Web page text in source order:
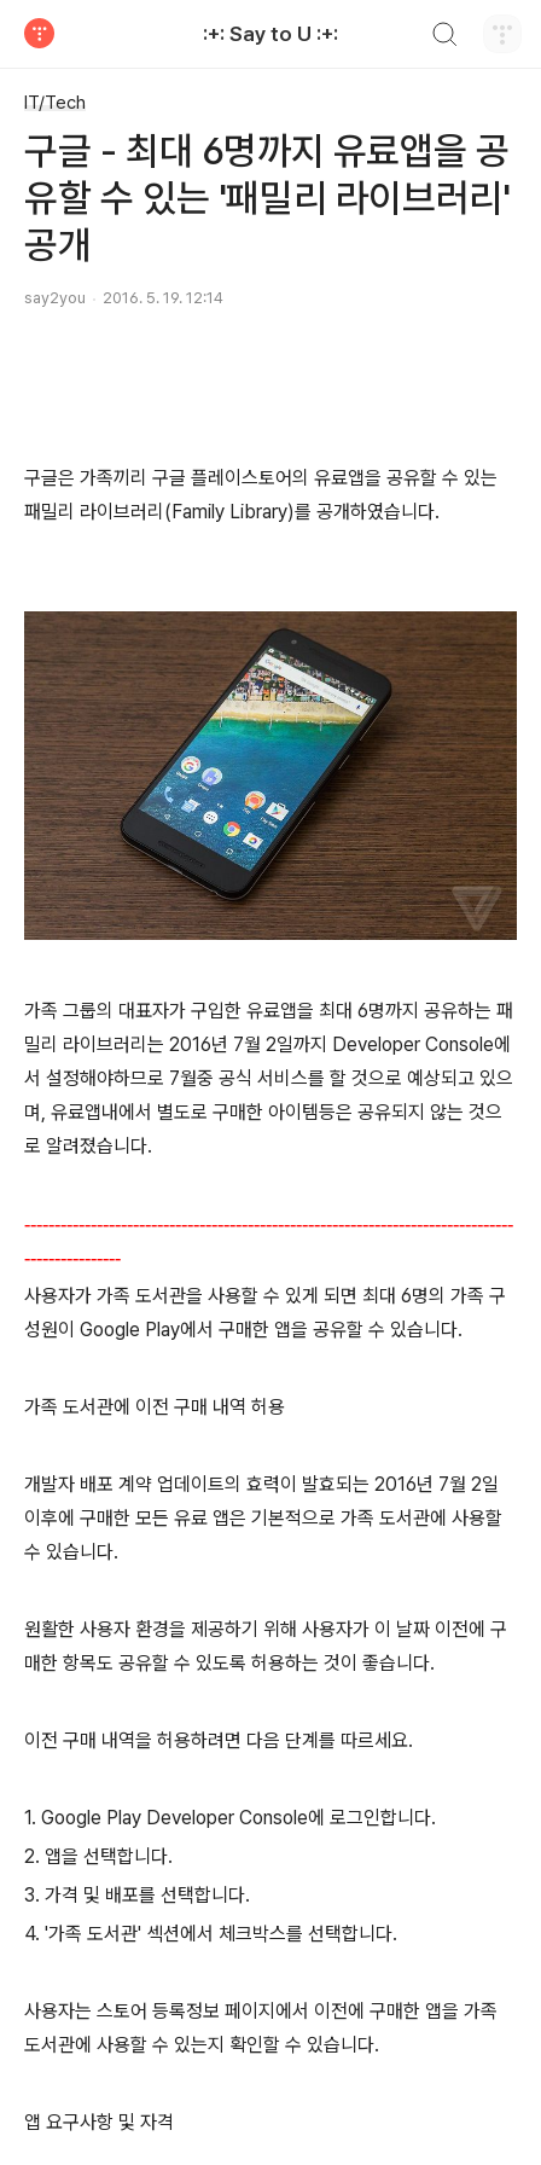
:+: Say to U :+:
IT/Tech
구글 - 최대 6명까지 유료앱을 공
유할 수 있는 '패밀리 라이브러리'
공개
say2you 2016. 5. 19. 12:14
구글은 가족끼리 구글 플레이스토어의 유료앱을 공유할 수 있는
패밀리 라이브러리(Family Library)를 공개하였습니다.
가족 그룹의 대표자가 구입한 유료앱을 최대 6명까지 공유하는 패
밀리 라이브러리는 2016년 7월 2일까지 Developer Console에
서 설정해야하므로 7월중 공식 서비스를 할 것으로 예상되고 있으
며, 유료앱내에서 별도로 구매한 아이템등은 공유되지 않는 것으
로 알려졌습니다.
---------------------------------------------------------------------------------
----------------
사용자가 가족 도서관을 사용할 수 있게 되면 최대 6명의 가족 구
성원이 Google Play에서 구매한 앱을 공유할 수 있습니다.
가족 도서관에 이전 구매 내역 허용
개발자 배포 계약 업데이트의 효력이 발효되는 2016년 7월 2일
이후에 구매한 모든 유료 앱은 기본적으로 가족 도서관에 사용할
수 있습니다.
원활한 사용자 환경을 제공하기 위해 사용자가 이 날짜 이전에 구
매한 항목도 공유할 수 있도록 허용하는 것이 좋습니다.
이전 구매 내역을 허용하려면 다음 단계를 따르세요.
1. Google Play Developer Console에 로그인합니다.
2. 앱을 선택합니다.
3. 가격 및 배포를 선택합니다.
4. '가족 도서관' 섹션에서 체크박스를 선택합니다.
사용자는 스토어 등록정보 페이지에서 이전에 구매한 앱을 가족
도서관에 사용할 수 있는지 확인할 수 있습니다.
앱 요구사항 및 자격